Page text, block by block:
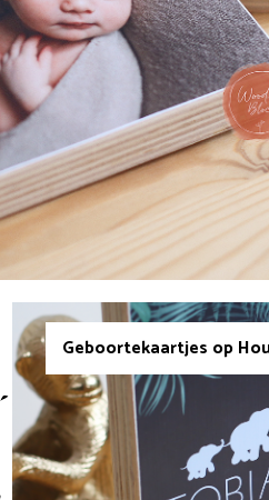
Geboortekaartjes op